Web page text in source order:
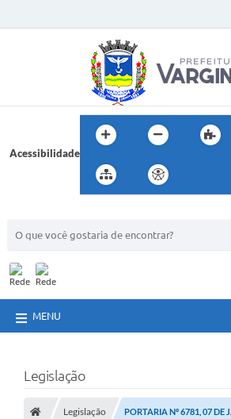
Acessibilidade
MENU
Legislação
Legislação PORTARIA Nº 6781, 07 DE